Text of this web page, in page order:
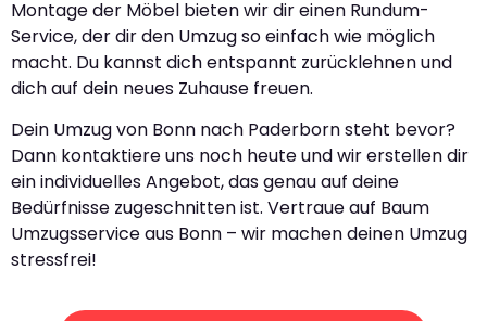
Montage der Möbel bieten wir dir einen Rundum-
Service, der dir den Umzug so einfach wie möglich
macht. Du kannst dich entspannt zurücklehnen und
dich auf dein neues Zuhause freuen.
Dein Umzug von Bonn nach Paderborn steht bevor?
Dann kontaktiere uns noch heute und wir erstellen dir
ein individuelles Angebot, das genau auf deine
Bedürfnisse zugeschnitten ist. Vertraue auf Baum
Umzugsservice aus Bonn – wir machen deinen Umzug
stressfrei!